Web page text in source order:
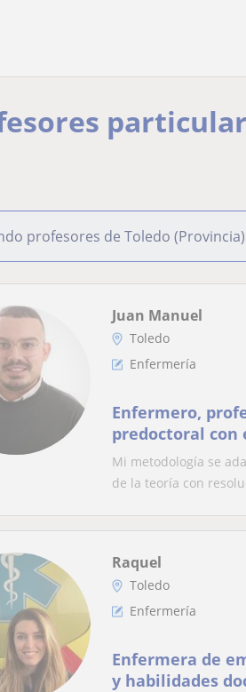
profesores de Toledo (Provincia)
Juan Manuel
Toledo
Enfermería
Enfermero,
predoctoral con
Mi metodología se
de la teoría con
Raquel
Toledo
Enfermería
Enfermera de
y habilidades